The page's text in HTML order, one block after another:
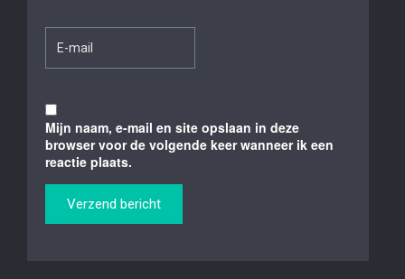
Mijn naam, e-mail en site opslaan in deze
browser voor de volgende keer wanneer ik een
reactie plaats.